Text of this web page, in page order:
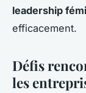
leadership
efficacement.
Défis
les